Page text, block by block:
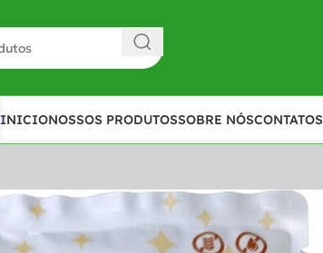
INICIONOSSOS PRODUTOSSOBRE NÓSCONTATOS